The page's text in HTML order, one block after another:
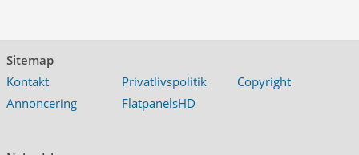
Sitemap
Kontakt
Privatlivspolitik
Copyright
Annoncering
FlatpanelsHD